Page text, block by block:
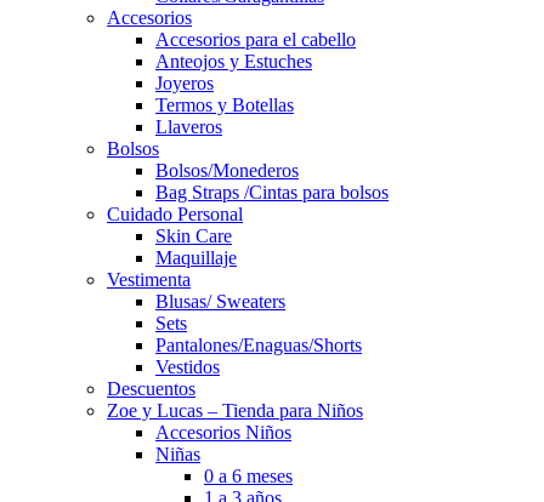
Accesorios
Accesorios para el cabello
Anteojos y Estuches
Joyeros
Termos y Botellas
Llaveros
Bolsos
Bolsos/Monederos
Bag Straps /Cintas para bolsos
Cuidado Personal
Skin Care
Maquillaje
Vestimenta
Blusas/ Sweaters
Sets
Pantalones/Enaguas/Shorts
Vestidos
Descuentos
Zoe y Lucas – Tienda para Niños
Accesorios Niños
Niñas
0 a 6 meses
1 a 3 años